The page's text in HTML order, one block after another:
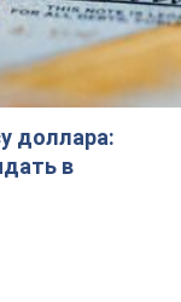
доллара:
в